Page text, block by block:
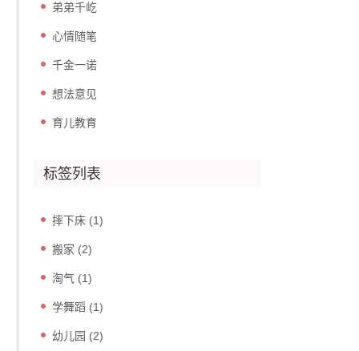
弟弟千屹
心情随笔
千金一诺
想法意见
育儿教育
标签列表
摔下床 (1)
搬家 (2)
淘气 (1)
学舞蹈 (1)
幼儿园 (2)